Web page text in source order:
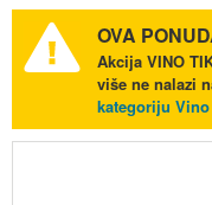
OVA
Akcija VINO
više ne nalazi
kategoriju Vino